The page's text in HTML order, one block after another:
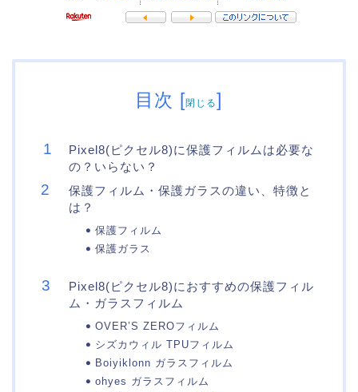
目次 [閉じる]
Pixel8(ピクセル8)に保護フィルムは必要な
の？いらない？
保護フィルム・保護ガラスの違い、特徴と
は？
保護フィルム
保護ガラス
Pixel8(ピクセル8)におすすめの保護フィル
ム・ガラスフィルム
OVER’S ZEROフィルム
シズカウィル TPUフィルム
Boiyiklonn ガラスフィルム
ohyes ガラスフィルム